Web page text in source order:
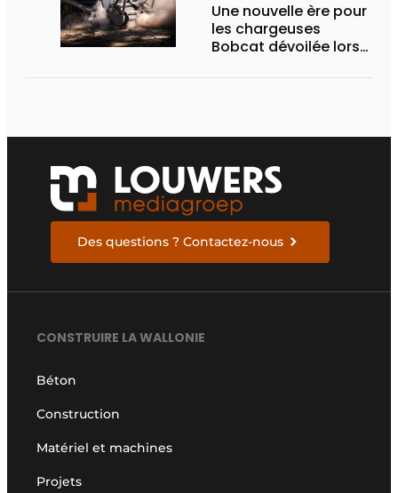
Une nouvelle ère pour
les chargeuses
Bobcat dévoilée lors
Des questions ? Contactez-nous
CONSTRUIRE LA WALLONIE
Béton
Construction
Matériel et machines
Projets